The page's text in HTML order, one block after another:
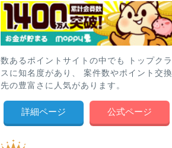
数あるポイントサイトの中でも トップクラ
スに知名度があり、 案件数やポイント交換
先の豊富さに人気があります。
詳細ページ 公式ページ